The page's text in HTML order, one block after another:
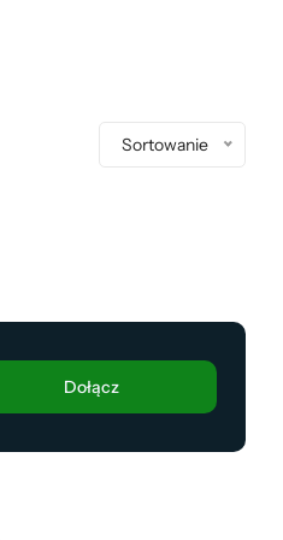
Sortowanie
Dołącz